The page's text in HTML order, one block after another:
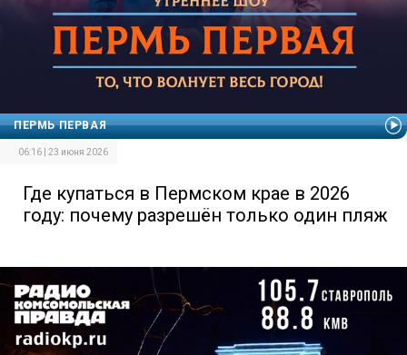
ПЕРМЬ ПЕРВАЯ
06:16 | 23 июня 2026
Где купаться в Пермском крае в 2026
году: почему разрешён только один пляж